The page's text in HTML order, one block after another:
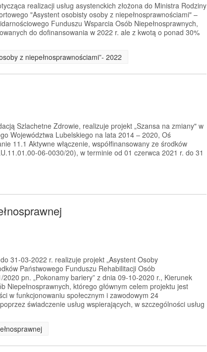
realizacji usług asystenckich złożona do Ministra Rodziny
"Asystent osobisty osoby z niepełnosprawnościami" –
Funduszu Wsparcia Osób Niepełnosprawnych,
do dofinansowania w 2022 r. ale z kwotą o ponad 30%
z niepełnosprawnościami”- 2022
Szlachetne Zdrowie, realizuje projekt „Szansa na zmiany" w
Województwa Lubelskiego na lata 2014 – 2020, Oś
11.1 Aktywne włączenie, współfinansowany ze środków
06-0030/20), w terminie od 01 czerwca 2021 r. do 31
31-03-2022 r. realizuje projekt „Asystent Osoby
Państwowego Funduszu Rehabilitacji Osób
pn. „Pokonamy bariery” z dnia 09-10-2020 r., Kierunek
Niepełnosprawnych, którego głównym celem projektu jest
w funkcjonowaniu społecznym i zawodowym 24
świadczenie usług wspierających, w szczególności usług